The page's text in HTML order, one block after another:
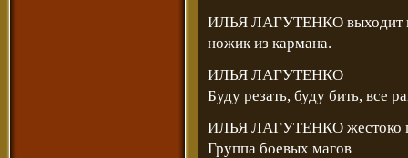
ИЛЬЯ ЛАГУТЕНКО выходит
ножик из кармана.
ИЛЬЯ ЛАГУТЕНКО
Буду резать, буду бить, все
ИЛЬЯ ЛАГУТЕНКО
Группа боевых магов